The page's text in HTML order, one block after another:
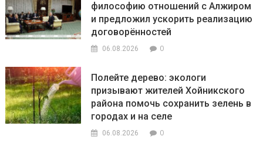
философию отношений с Алжиром
и предложил ускорить реализацию
договорённостей
06.08.2026 0
Полейте дерево: экологи
призывают жителей Хойникского
района помочь сохранить зелень в
городах и на селе
06.08.2026 0